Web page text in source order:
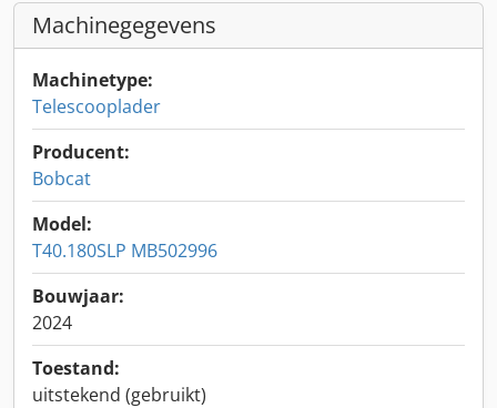
Machinegegevens
Machinetype:
Telescooplader
Producent:
Bobcat
Model:
T40.180SLP MB502996
Bouwjaar:
2024
Toestand:
uitstekend (gebruikt)